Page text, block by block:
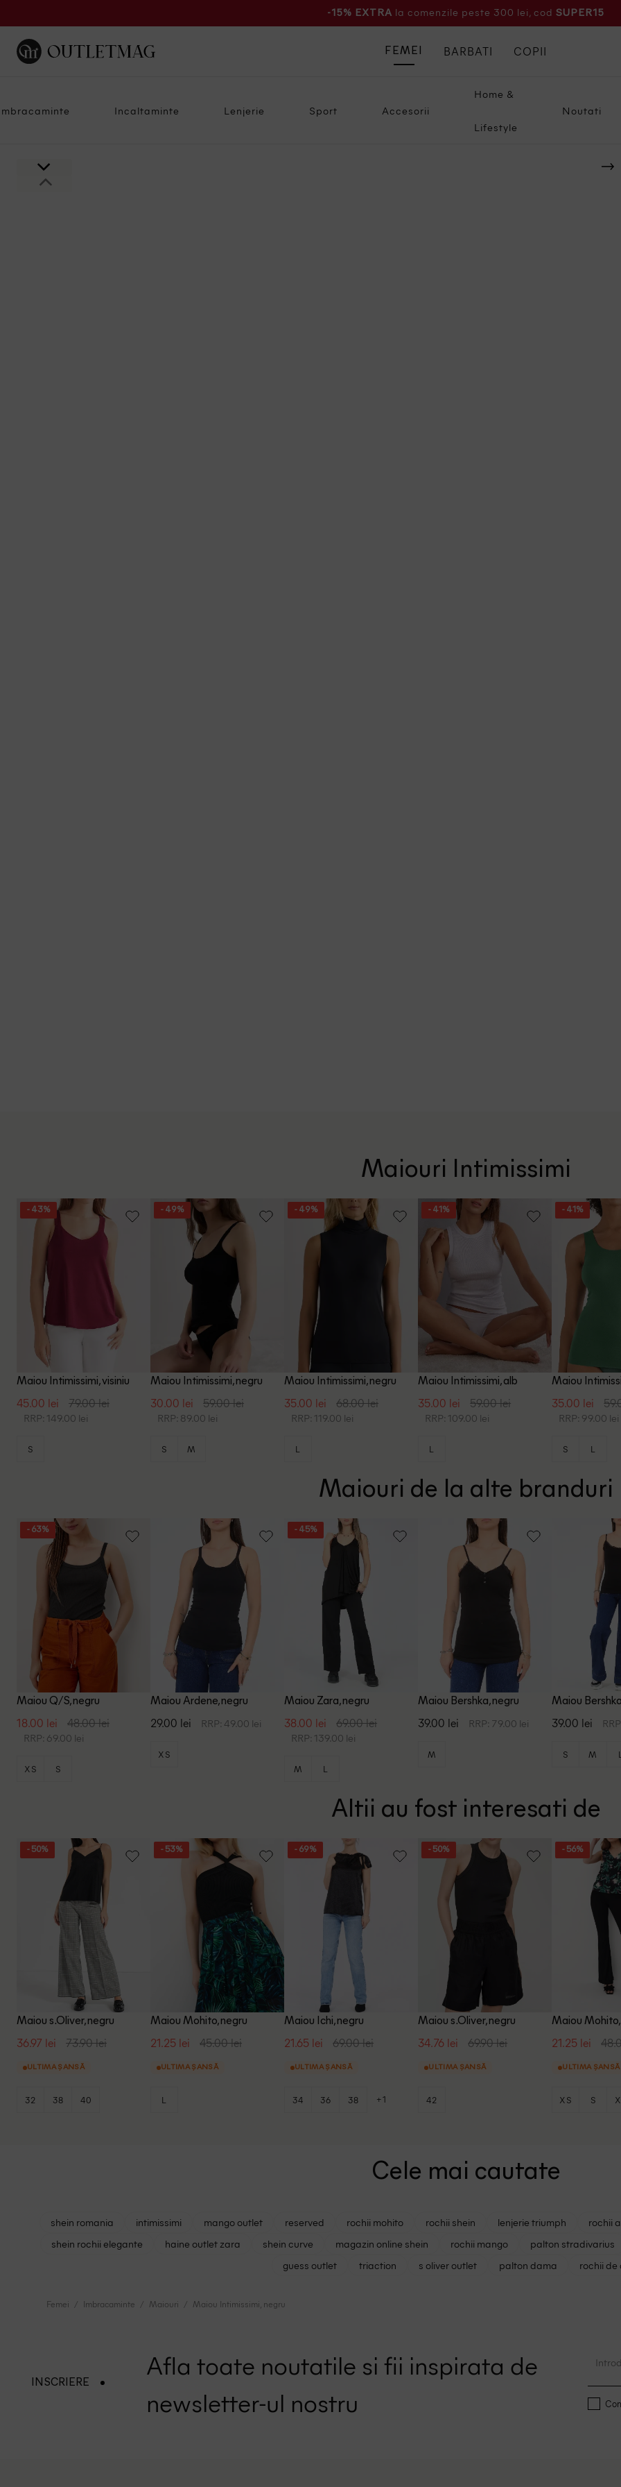
-15% EXTRA la comenzile peste 300 lei, cod SUPER15
Incaltaminte Lenjerie Sport Accesorii
Home &
Lifestyle
Noutati
FEMEI BARBATI COPII
Maiouri Intimissimi
- 43%
Maiou Intimissimi, visiniu
45.00 lei 79.00 lei
RRP: 149.00 lei
S
- 49%
Maiou Intimissimi, negru
30.00 lei 59.00 lei
RRP: 89.00 lei
S M
- 49%
Maiou Intimissimi, negru
35.00 lei 68.00 lei
RRP: 119.00 lei
L
- 41%
Maiou Intimissimi, alb
35.00 lei 59.00 lei
RRP: 109.00 lei
L
- 41%
Maiou
35.00 lei
RRP: 99.00 lei
S L
Maiouri de la alte branduri
- 63%
Maiou Q/S, negru
18.00 lei 48.00 lei
RRP: 69.00 lei
XS S
Maiou Ardene, negru
29.00 lei RRP: 49.00 lei
XS
- 45%
Maiou Zara, negru
38.00 lei 69.00 lei
RRP: 139.00 lei
M L
Maiou Bershka, negru
39.00 lei RRP: 79.00 lei
M
Maiou
39.00 lei
S M L
Altii au fost interesati de
- 50%
Maiou s.Oliver, negru
36.97 lei 73.90 lei
ULTIMA ȘANSĂ
32 38 40
- 53%
Maiou Mohito, negru
21.25 lei 45.00 lei
ULTIMA ȘANSĂ
L
- 69%
Maiou Ichi, negru
21.65 lei 69.00 lei
ULTIMA ȘANSĂ
34 36 38 +1
- 50%
Maiou s.Oliver, negru
34.76 lei 69.90 lei
ULTIMA ȘANSĂ
42
- 56%
Maiou Mohito,
21.25 lei
ULTIMA ȘANSĂ
XS S
Cele mai cautate
shein romania intimissimi mango outlet reserved rochii mohito rochii shein lenjerie triumph rochii
shein rochii elegante
haine outlet zara shein curve magazin online shein rochii mango palton stradivarius
guess outlet
triaction s oliver outlet palton dama rochii de
Femei Imbracaminte Maiouri Maiou Intimissimi, negru
INSCRIERE
Afla toate noutatile si fii inspirata de
newsletter-ul nostru